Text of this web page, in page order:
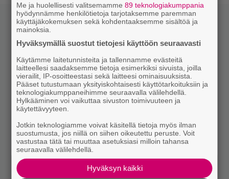
Me ja huolellisesti valitsemamme89 teknologiakumppania
hyödynnämme henkilötietoja tarjotaksemme paremman
käyttäjäkokemuksen sekä kohdentaaksemme sisältöä ja
mainoksia.
Hyväksymällä suostut tietojesi käyttöön seuraavasti
Käytämme laitetunnisteita ja tallennamme evästeitä
laitteellesi saadaksemme tietoja esimerkiksi sivuista, joilla
vierailit, IP-osoitteestasi sekä laitteesi ominaisuuksista.
Pääset tutustumaan yksityiskohtaisesti käyttötarkoituksiin ja
teknologiakumppaneihimme seuraavalla välilehdellä.
Hylkääminen voi vaikuttaa sivuston toimivuuteen ja
käytettävyyteen.
Jotkin teknologiamme voivat käsitellä tietoja myös ilman
suostumusta, jos niillä on siihen oikeutettu peruste. Voit
vastustaa tätä tai muuttaa asetuksiasi milloin tahansa
seuraavalla välilehdellä.
Hyväksyn kaikki